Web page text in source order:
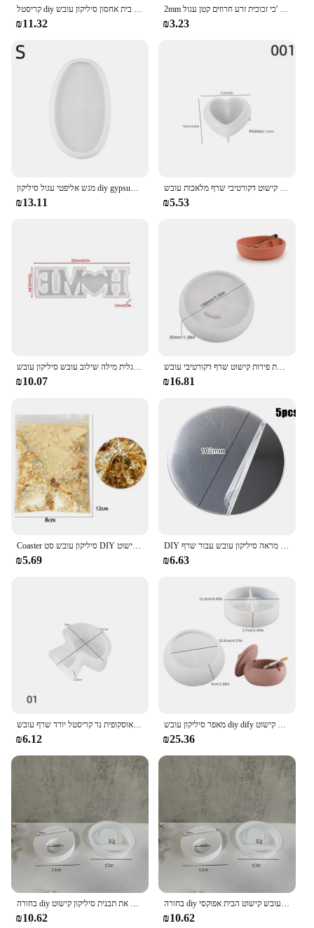
קריסטל diy אפוקסי שרף עובש פטריות בית אחסון סיליקון עובש
₪11.32
2mm קסם זכוכית חרוזים צ 'כי זכוכית זרע חרוזים קטן עגול Loose חרוז לdiy תכשיטי ביצוע עגילי צמיד
₪3.23
מגש אליפטי עגול סיליקון diy gypsum אחסון תכשיטים צלחת שולחן עבודה קישוט שולחן עבודה קישוט קישוט שרף אפוקסי שרף אפוקסי
₪13.11
רשת כפור ארוגים בצורת לב נארוגים בצורת לב נר ארומתרפיה פנר קישוט דקורטיבי שרף מלאכות עובש
₪5.53
₪10.07
לא סדיר ארומתרפי מגש סיליקון עובש גיבס תכשיטים אחסון צלחת קישוט פירות קישוט צלחת פירות קישוט שרף דקורטיבי עובש
₪16.81
₪5.69 ₪6.63
₪6.12 ₪25.36
₪10.62 ₪10.62